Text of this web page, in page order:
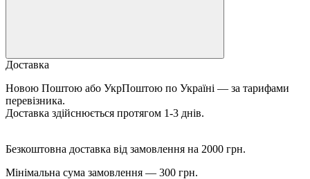
Доставка
Новою Поштою або УкрПоштою по Україні — за тарифами
перевізника.
Доставка здійснюється протягом 1-3 днів.
Безкоштовна доставка від замовлення на 2000 грн.
Мінімальна сума замовлення — 300 грн.